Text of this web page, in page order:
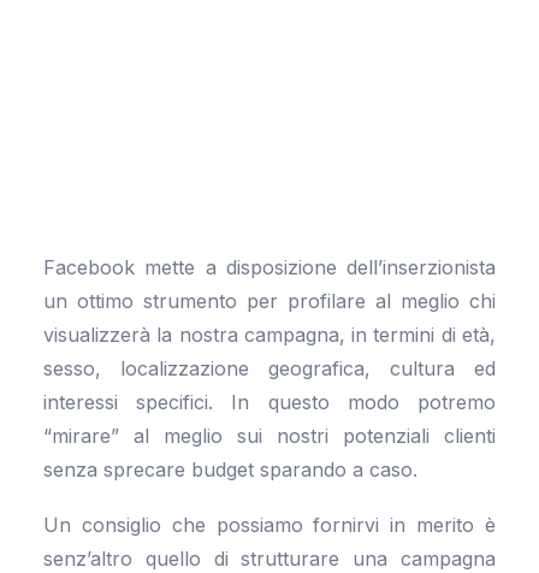
Facebook mette a disposizione dell’inserzionista
un ottimo strumento per profilare al meglio chi
visualizzerà la nostra campagna, in termini di età,
sesso, localizzazione geografica, cultura ed
interessi specifici. In questo modo potremo
“mirare” al meglio sui nostri potenziali clienti
senza sprecare budget sparando a caso.
Un consiglio che possiamo fornirvi in merito è
senz’altro quello di strutturare una campagna